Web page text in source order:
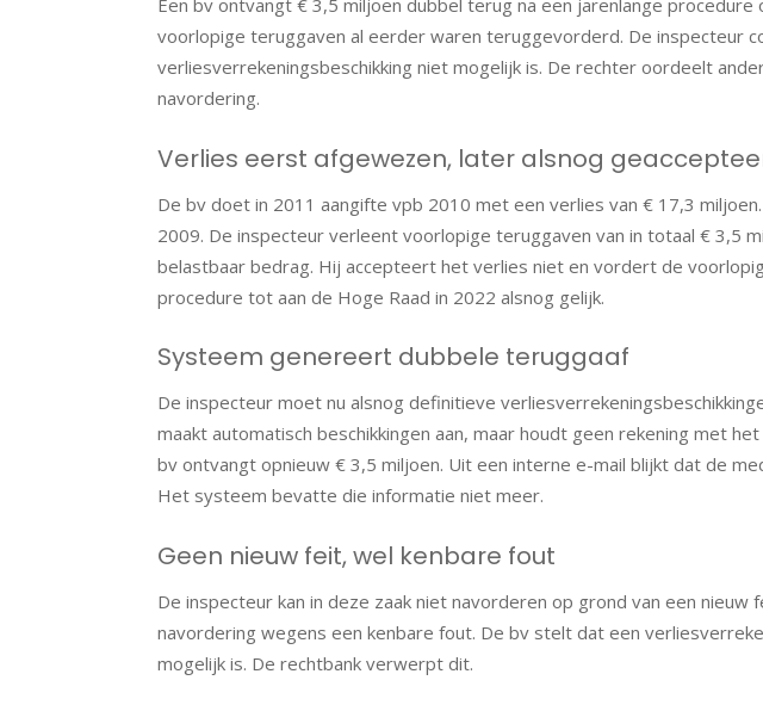
Een bv ontvangt € 3,5 miljoen dubbel terug na een jarenlange
voorlopige teruggaven al eerder waren teruggevorderd. De inspecteur
verliesverrekeningsbeschikking niet mogelijk is. De rechter oordeelt
navordering.
Verlies eerst afgewezen, later alsnog
De bv doet in 2011 aangifte vpb 2010 met een verlies van € 17,3
2009. De inspecteur verleent voorlopige teruggaven van in totaal € 3,5
belastbaar bedrag. Hij accepteert het verlies niet en vordert de
procedure tot aan de Hoge Raad in 2022 alsnog gelijk.
Systeem genereert dubbele teruggaaf
De inspecteur moet nu alsnog definitieve
maakt automatisch beschikkingen aan, maar houdt geen rekening met
bv ontvangt opnieuw € 3,5 miljoen. Uit een interne e-mail blijkt dat de
Het systeem bevatte die informatie niet meer.
Geen nieuw feit, wel kenbare fout
De inspecteur kan in deze zaak niet navorderen op grond van een
navordering wegens een kenbare fout. De bv stelt dat een
mogelijk is. De rechtbank verwerpt dit.